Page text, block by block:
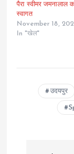
पैरा स्वीमर जमनालाल
स्वागत
November 18,
In "खेल"
उदयपुर